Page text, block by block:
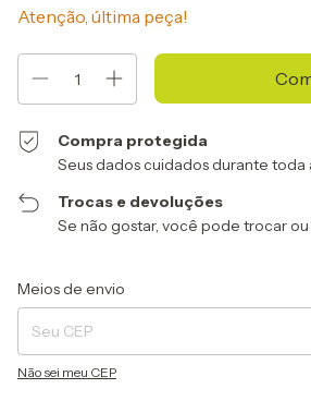
Atenção, última peça!
Compra protegida
Seus dados cuidados durante toda
Trocas e devoluções
Se não gostar, você pode trocar
Entregas para o CEP:
Meios de envio
Não sei meu CEP